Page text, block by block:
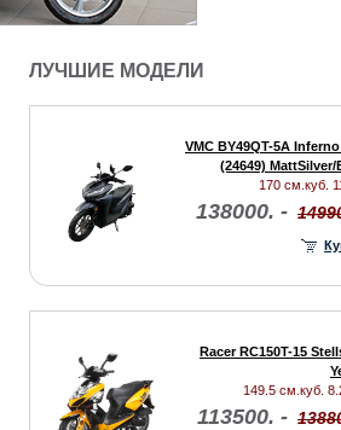
ЛУЧШИЕ МОДЕЛИ
VMC BY49QT-5A
(24649) MattSilver/
170 см.куб.
138000. -
Racer RC150T-15
149.5 см.куб.
113500. -